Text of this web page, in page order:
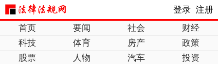
登录 注册
首页
要闻 社会
财经
科技
体育 房产
政策
股票
人物 汽车
投资